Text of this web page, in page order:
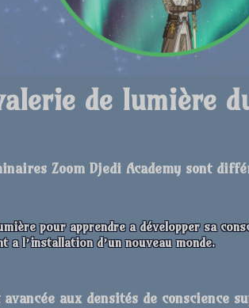
de lumière
Zoom Djedi Academy sont
pour apprendre a développer sa
a l’installation d’un nouveau monde.
aux densités de conscience